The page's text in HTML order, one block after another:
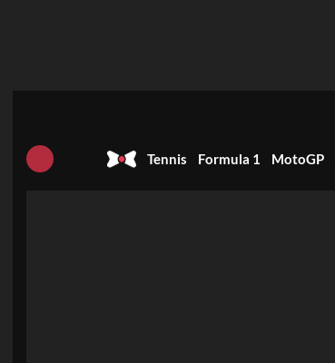
Tennis Formula 1 MotoGP